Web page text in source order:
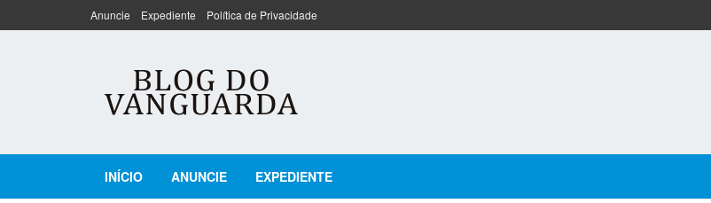
Anuncie Expediente Política de Privacidade
INÍCIO ANUNCIE EXPEDIENTE